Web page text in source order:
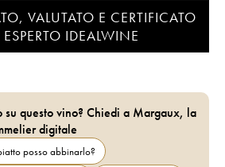
VALUTATO E CERTIFICATO
IDEALWINE
su questo vino? Chiedi a Margaux, la
digitale
posso abbinarlo?